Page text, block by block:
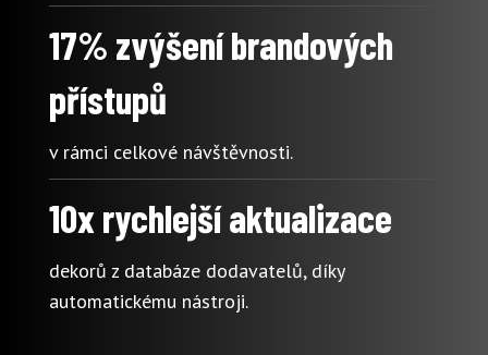
17% zvýšení brandových
přístupů
v rámci celkové návštěvnosti.
10x rychlejší aktualizace
dekorů z databáze dodavatelů, díky
automatickému nástroji.